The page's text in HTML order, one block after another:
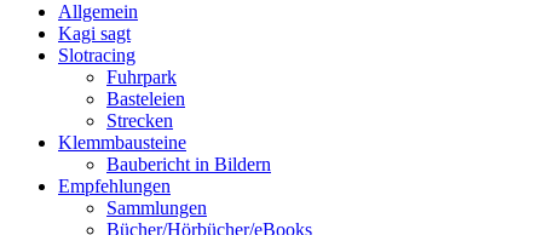
Allgemein
Kagi sagt
Slotracing
Fuhrpark
Basteleien
Strecken
Klemmbausteine
Baubericht in Bildern
Empfehlungen
Sammlungen
Bücher/Hörbücher/eBooks